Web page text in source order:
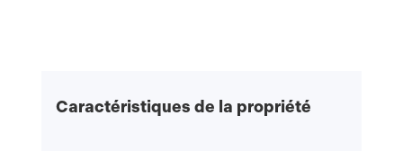
Caractéristiques de la propriété